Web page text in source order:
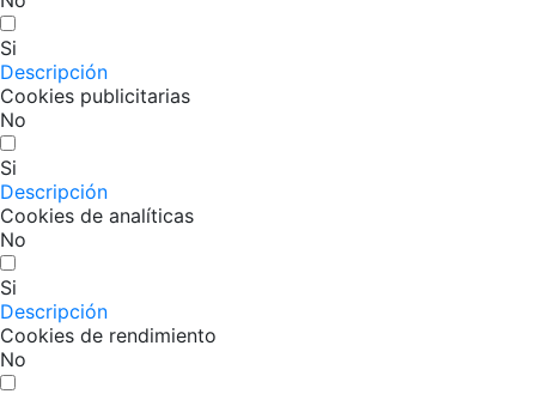
Si
Descripción
Cookies publicitarias
No
Si
Descripción
Cookies de analíticas
No
Si
Descripción
Cookies de rendimiento
No